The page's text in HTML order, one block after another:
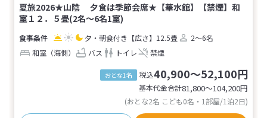
夏旅2026★山陰 夕食は季節会席★【華水館】【禁煙】和
室１２．５畳(2名～6名1室)
夕・朝食付き 【広さ】12.5畳
2～6名
和室（海側）
バス トイレ 禁煙
おとな1名 税込40,900～52,100円
基本代金合計81,800〜104,200円
(おとな2名 こども0名・1部屋/1泊2日)